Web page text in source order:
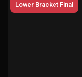
Lower Bracket Final